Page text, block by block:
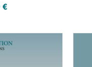
€